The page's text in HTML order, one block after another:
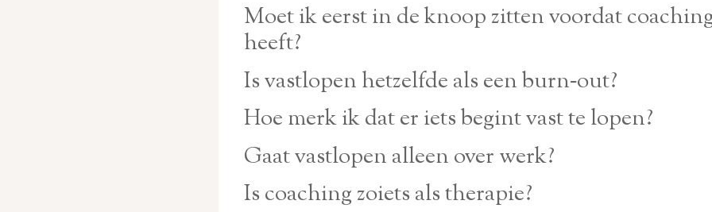
Moet ik eerst in de knoop zitten voordat
heeft?
Nee. Coaching ondersteunt je wanneer je richting wilt aanscherpen,
merkt dat iets niet meer klopt.
Is vastlopen hetzelfde als een burn‑out?
Nee. Vastlopen is subtieler en ontstaat vaak terwijl je nog gewoon
Hoe merk ik dat er iets begint vast te lopen?
Je merkt het aan kleine signalen: ruis, twijfel, uitstel, irritatie, of het
meer klopt terwijl je gewoon functioneert.
Gaat vastlopen alleen over werk?
Nee. Het kan op elk gebied in je leven ontstaan.
Is coaching zoiets als therapie?